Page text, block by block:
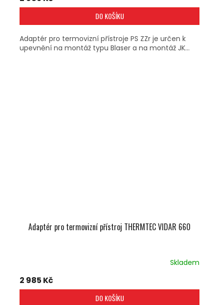
DO KOŠÍKU
Adaptér pro termovizní přístroje PS ZZr je určen k
upevnění na montáž typu Blaser a na montáž JK...
Adaptér pro termovizní přístroj THERMTEC VIDAR 660
Skladem
2 985 Kč
DO KOŠÍKU